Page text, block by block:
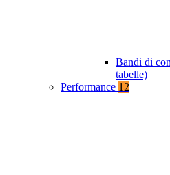
Bandi di
tabelle)
Performance 12